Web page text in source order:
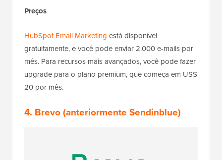
Preços
HubSpot Email Marketing está disponível
gratuitamente, e você pode enviar 2.000 e-mails por
mês. Para recursos mais avançados, você pode fazer
upgrade para o plano premium, que começa em US$
20 por mês.
4. Brevo (anteriormente Sendinblue)